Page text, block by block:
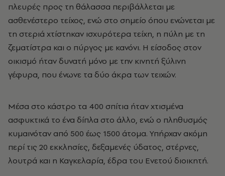
πλευρές προς τη θάλασσα περιβάλλεται με
ασθενέστερο τείχος, ενώ στο σημείο όπου ενώνεται με
τη στεριά χτίστηκαν ισχυρότερα τείχη, η πύλη με τη
ζεματίστρα και ο πύργος με κανόνι. Η είσοδος στον
οικισμό ήταν δυνατή μόνο με την κινητή ξύλινη
γέφυρα, που ένωνε τα δύο άκρα των τειχών.
Μέσα στο κάστρο τα 400 σπίτια ήταν χτισμένα
ασφυκτικά το ένα δίπλα στο άλλο, ενώ ο πληθυσμός
κυμαινόταν από 500 έως 1500 άτομα. Υπήρχαν ακόμη
περί τις 20 εκκλησίες, δεξαμενές ύδατος, στέρνες,
λουτρά και η Καγκελαρία, έδρα του Ενετού διοικητή.